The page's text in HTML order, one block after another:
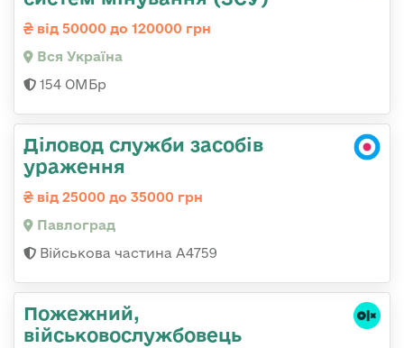
від 50000 до 120000 грн
Вся Україна
154 ОМБр
Діловод служби засобів
ураження
від 25000 до 35000 грн
Павлоград
Військова частина А4759
Пожежний,
військовослужбовець